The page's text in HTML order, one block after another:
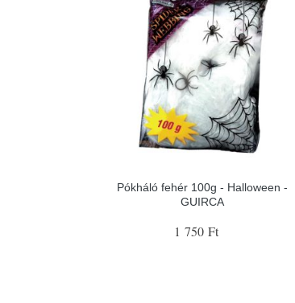
Pókháló fehér 100g - Halloween -
GUIRCA
1 750 Ft